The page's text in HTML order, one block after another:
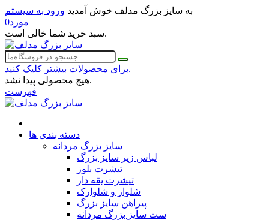
به سایز بزرگ مدلف خوش آمدید ورود به سیستم
0مورد
سبد خرید شما خالی است.
برای محصولات بیشتر کلیک کنید.
هیچ محصولی پیدا نشد.
فهرست
دسته بندی ها
سایز بزرگ مردانه
لباس زیر سایز بزرگ
تیشرت بلوز
تیشرت یقه دار
شلوار و شلوارک
پیراهن سایز بزرگ
ست سایز بزرگ مردانه